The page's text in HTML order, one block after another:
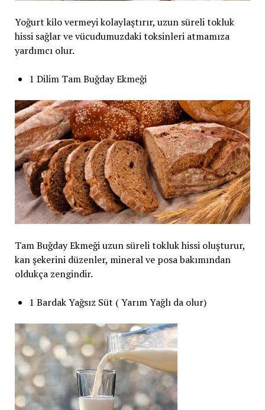
Yoğurt kilo vermeyi kolaylaştırır, uzun süreli tokluk
hissi sağlar ve vücudumuzdaki toksinleri atmamıza
yardımcı olur.
1 Dilim Tam Buğday Ekmeği
Tam Buğday Ekmeği uzun süreli tokluk hissi oluşturur,
kan şekerini düzenler, mineral ve posa bakımından
oldukça zengindir.
1 Bardak Yağsız Süt ( Yarım Yağlı da olur)